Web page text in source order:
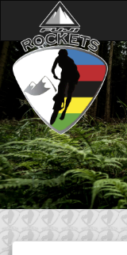
content